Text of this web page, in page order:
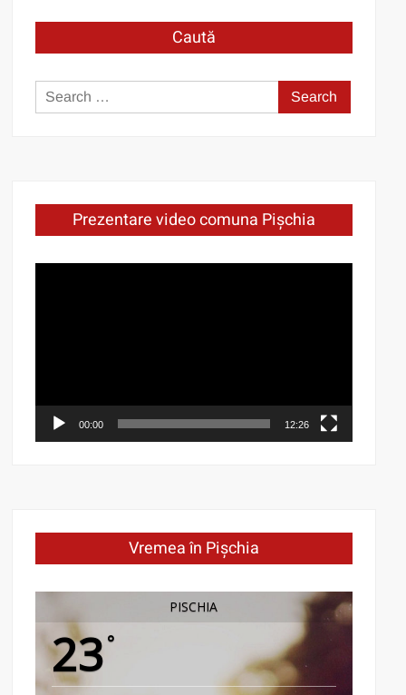
Caută
Search
for:
Prezentare video comuna Pișchia
00:00 12:26
Vremea în Pișchia
PISCHIA
23°